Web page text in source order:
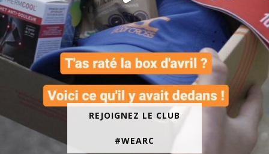
REJOIGNEZ LE CLUB
#WEARC